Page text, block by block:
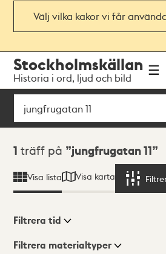
Välj vilka kakor vi får
navigationen
huvudinnehållet
Stockholmskällan
Historia i ord, ljud och bild
Sök
Sökresultat
1 träff på jungfrugatan 11
Visa lista Visa karta
Visningsläge
Filtrera tid
Filtrera materialtyper